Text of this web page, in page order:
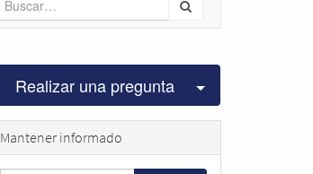
Realizar una pregunta Seleccionar
Mantener informado